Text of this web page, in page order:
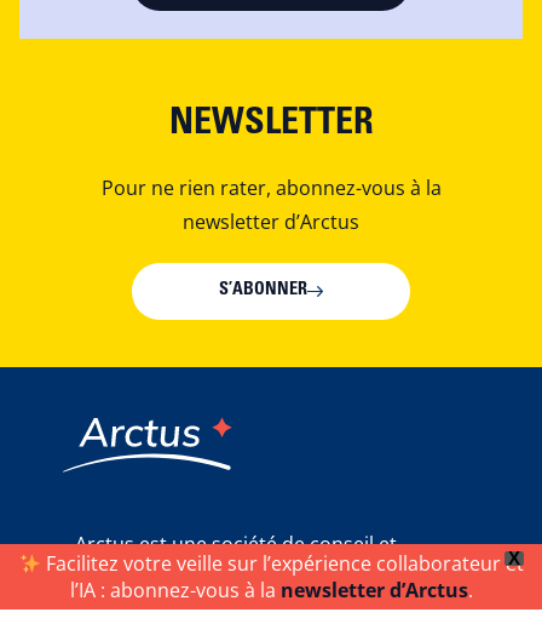
NEWSLETTER
Pour ne rien rater, abonnez-vous à la
newsletter d’Arctus
S’ABONNER
Arctus est une société de conseil et
d’accompagnement au changement, experte
en transformation digitale interne. Nous
X
Facilitez votre veille sur l’expérience collaborateur et
l’IA : abonnez-vous à la newsletter d’Arctus.